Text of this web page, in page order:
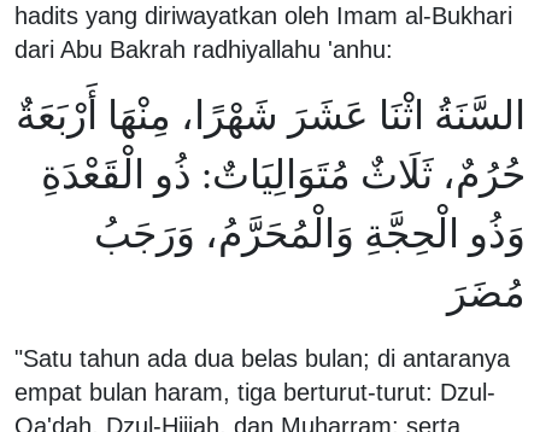
hadits yang diriwayatkan oleh Imam al-Bukhari
dari Abu Bakrah radhiyallahu 'anhu:
السَّنَةُ اثْنَا عَشَرَ شَهْرًا، مِنْهَا أَرْبَعَةٌ
حُرُمٌ، ثَلَاثٌ مُتَوَالِيَاتٌ: ذُو الْقَعْدَةِ
وَذُو الْحِجَّةِ وَالْمُحَرَّمُ، وَرَجَبُ
مُضَرَ
"Satu tahun ada dua belas bulan; di antaranya
empat bulan haram, tiga berturut-turut: Dzul-
Qa'dah, Dzul-Hijjah, dan Muharram; serta